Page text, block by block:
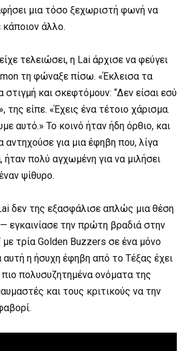
μια τόσο ξεχωριστή φωνή να
κάποιον άλλο.
τελειώσει, η Lai άρχισε να φεύγει
τη φώναξε πίσω. «Έκλεισα τα
στιγμή και σκεφτόμουν: “Δεν είσαι εσύ
της είπε. «Έχεις ένα τέτοιο χάρισμα.
αυτό.» Το κοινό ήταν ήδη όρθιο, και
αντηχούσε για μια έφηβη που, λίγα
πολύ αγχωμένη για να μιλήσει
ψίθυρο.
δεν της εξασφάλισε απλώς μια θέση
εγκαινίασε την πρώτη βραδιά στην
με τρία Golden Buzzers σε ένα μόνο
η ήσυχη έφηβη από το Τέξας έχει
πιο πολυσυζητημένα ονόματα της
και τους κριτικούς να την